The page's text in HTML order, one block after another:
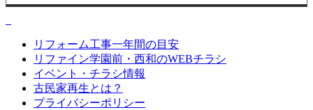
リフォーム工事一年間の目安
リファイン学園前・西和のWEBチラシ
イベント・チラシ情報
古民家再生とは？
プライバシーポリシー